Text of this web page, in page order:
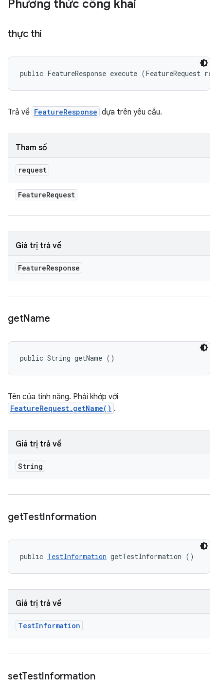
Phương thức công khai
thực thi
public FeatureResponse execute (FeatureRequest
Trả về FeatureResponse dựa trên yêu cầu.
Tham số
request
FeatureRequest
Giá trị trả về
FeatureResponse
getName
public String getName ()
Tên của tính năng. Phải khớp với
FeatureRequest.getName() .
Giá trị trả về
String
getTestInformation
public TestInformation getTestInformation ()
Giá trị trả về
TestInformation
setTestInformation